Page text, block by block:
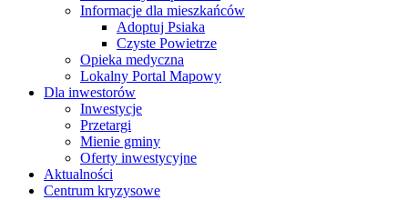
Informacje dla mieszkańców
Adoptuj Psiaka
Czyste Powietrze
Opieka medyczna
Lokalny Portal Mapowy
Dla inwestorów
Inwestycje
Przetargi
Mienie gminy
Oferty inwestycyjne
Aktualności
Centrum kryzysowe